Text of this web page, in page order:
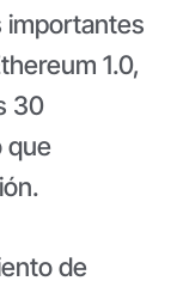
importantes
1.0,
30
que
de